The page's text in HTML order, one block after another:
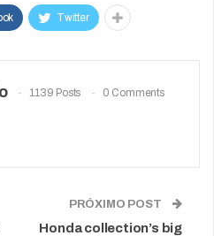
Twitter
1139 Posts 0 Comments
PRÓXIMO POST
Honda collection’s big